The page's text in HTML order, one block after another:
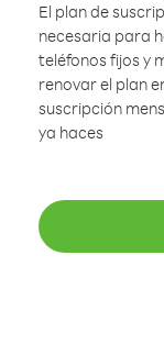
El plan de
necesaria para
teléfonos fijos y
renovar el plan
suscripción
ya haces